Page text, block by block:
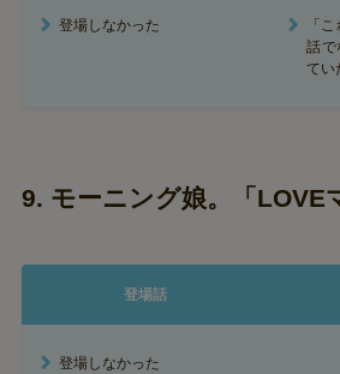
登場しなかった
「
話で
てい
9. モーニング娘。「LOVE
登場話
登場しなかった